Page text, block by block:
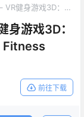
健身游戏3D：科
游戏3D：
Fitness
前往下载